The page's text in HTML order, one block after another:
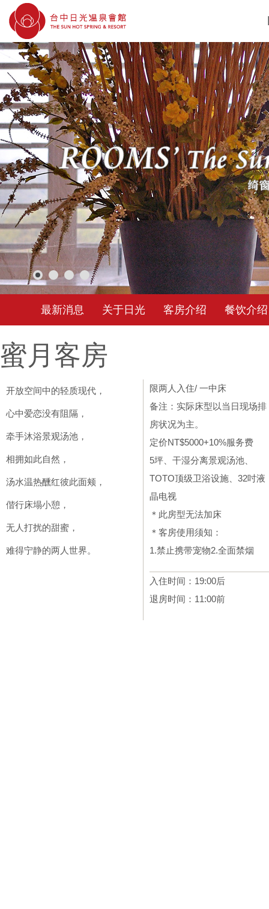
最新消息 关于日光 客房介绍 餐饮介绍
蜜月客房
开放空间中的轻质现代，
心中爱恋没有阻隔，
牵手沐浴景观汤池，
相拥如此自然，
汤水温热醺红彼此面颊，
偕行床塌小憩，
无人打扰的甜蜜，
难得宁静的两人世界。
限两人入住/ 一中床
备注：实际床型以当日现场排
房状况为主。
定价NT$5000+10%服务费
5坪、干湿分离景观汤池、
TOTO顶级卫浴设施、32吋液
晶电视
＊此房型无法加床
＊客房使用须知：
1.禁止携带宠物2.全面禁烟
入住时间：19:00后
退房时间：11:00前